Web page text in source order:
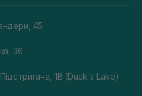
45
36
1В (Duck's Lake)